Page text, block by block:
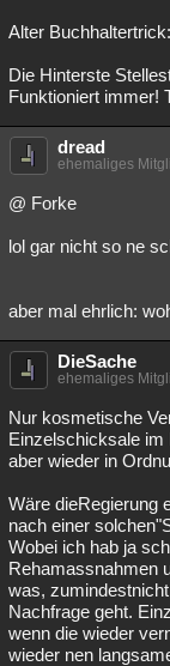
Alter Buchhaltertrick:
Die Hinterste
Funktioniert immer!
dread
ehemaliges
@ Forke
lol gar nicht so ne
aber mal ehrlich:
DieSache
ehemaliges
Nur kosmetische
Einzelschicksale im
aber wieder in
Wäre dieRegierung
nach einer
Wobei ich hab ja
Rehamassnahmen
was,
Nachfrage geht.
wenn die wieder
wieder nen